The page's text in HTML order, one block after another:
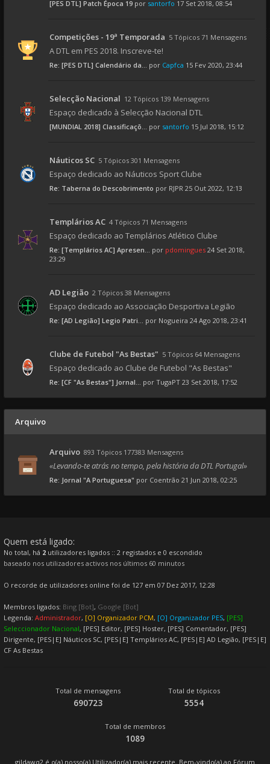
[PES DTL] Patch Época 19 por santorfo 17 Set 2018, 08:54
Competições - 19ª Temporada 5 Tópicos 71 Mensagens
A DTL em PES 2018. Inscreve-te!
Re: [PES DTL] Calendário da... por Capfca 15 Fev 2020, 23:44
Selecção Nacional 12 Tópicos 139 Mensagens
Espaço dedicado à Selecção Nacional DTL
[MUNDIAL 2018] Classificaçõ... por santorfo 15 Jul 2018, 15:12
Náuticos SC 5 Tópicos 301 Mensagens
Espaço dedicado ao Náuticos Sport Clube
Re: Taberna do Descobrimento por RJPR 25 Out 2022, 12:13
Templários AC 4 Tópicos 71 Mensagens
Espaço dedicado ao Templários Atlético Clube
Re: [Templários AC] Apresen... por pdomingues 24 Set 2018,
23:29
AD Legião 2 Tópicos 38 Mensagens
Espaço dedicado ao Associação Desportiva Legião
Re: [AD Legião] Legio Patri... por Nogueira 24 Ago 2018, 23:41
Clube de Futebol "As Bestas" 5 Tópicos 64 Mensagens
Espaço dedicado ao Clube de Futebol "As Bestas"
Re: [CF "As Bestas"] Jornal... por TugaPT 23 Set 2018, 17:52
Arquivo
Arquivo 893 Tópicos 177383 Mensagens
«Levando-te atrás no tempo, pela história da DTL Portugal»
Re: Jornal "A Portuguesa" por Coentrão 21 Jun 2018, 02:25
Quem está ligado:
No total, há 2 utilizadores ligados :: 2 registados e 0 escondido
baseado nos utilizadores activos nos últimos 60 minutos
O recorde de utilizadores online foi de 127 em 07 Dez 2017, 12:28
Membros ligados: Bing [Bot], Google [Bot]
Legenda: Administrador, [O] Organizador PCM, [O] Organizador PES, [PES]
Seleccionador Nacional, [PES] Editor, [PES] Hoster, [PES] Comentador, [PES]
Dirigente, [PES|E] Náuticos SC, [PES|E] Templários AC, [PES|E] AD Legião, [PES|E]
CF As Bestas
Total de mensagens
690723
Total de tópicos
5554
Total de membros
1089
gildawq2 é o(a) nosso(a) Utilizador(a) mais recente. Bem-vindo(a) ao Fórum